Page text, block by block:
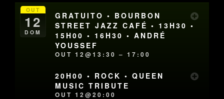
OUT
12
DOM
GRATUITO • BOURBON
STREET JAZZ CAFÉ • 13H30 •
15H00 • 16H30 • ANDRÉ
YOUSSEF
OUT 12@13:30 – 17:00
20H00 • ROCK • QUEEN
MUSIC TRIBUTE
OUT 12@20:00